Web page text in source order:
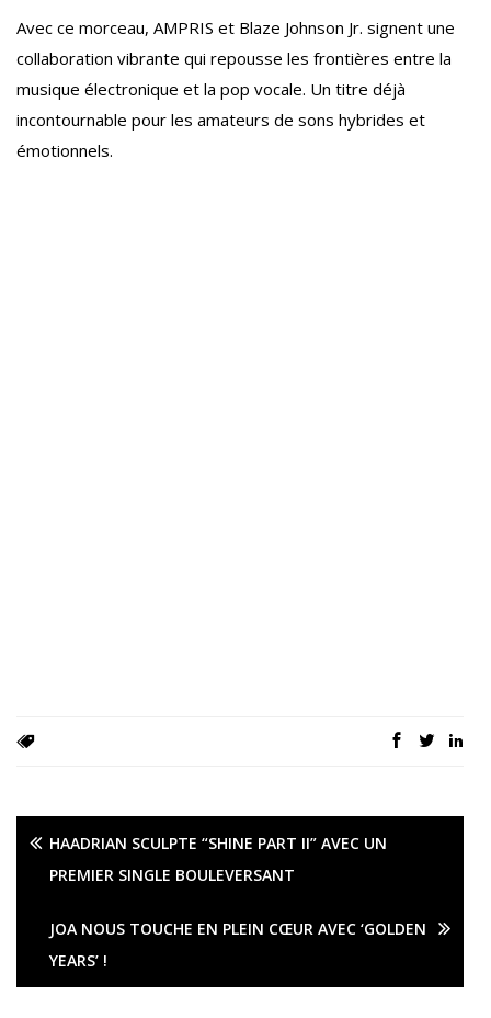
Avec ce morceau, AMPRIS et Blaze Johnson Jr. signent une
collaboration vibrante qui repousse les frontières entre la
musique électronique et la pop vocale. Un titre déjà
incontournable pour les amateurs de sons hybrides et
émotionnels.
HAADRIAN SCULPTE “SHINE PART II” AVEC UN
PREMIER SINGLE BOULEVERSANT
JOA NOUS TOUCHE EN PLEIN CŒUR AVEC ‘GOLDEN
YEARS’ !